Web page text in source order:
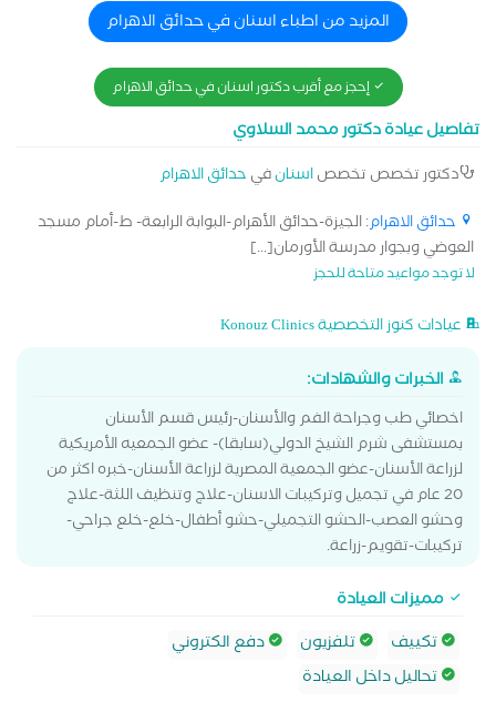
وتقنيات تهدئة فعالة تناسب مختلف الأعمار. كما أن بنج الاسنان يتم
تناوله بطريقة سهلة، بسيطة، وغير مؤلمة، باستخدام أحدث التقنيات
في التخدير الموضعي، مع الحرص على راحة المريض النفسية
والجسدية قبل وأثناء وبعد الإجراء.
المزيد من اطباء اسنان في حدائق الاهرام
إحجز مع أقرب دكتور اسنان في حدائق الاهرام
تفاصيل عيادة دكتور محمد السلاوي
دكتور تخصص تخصصاسنانفي حدائق الاهرام
حدائق الاهرام: الجيزة-حدائق الأهرام-البوابة الرابعة- ط-أمام مسجد
العوضي وبجوار مدرسة الأورمان[...]
لا توجد مواعيد متاحة للحجز
عيادات كنوز التخصصية Konouz Clinics
الخبرات والشهادات:
اخصائي طب وجراحة الفم والأسنان-رئيس قسم الأسنان
بمستشفى شرم الشيخ الدولي(سابقا)- عضو الجمعيه الأمريكية
لزراعة الأسنان-عضو الجمعية المصرية لزراعة الأسنان-خبره اكثر من
20 عام في تجميل وتركيبات الاسنان-علاج وتنظيف اللثة-علاج
وحشو العصب-الحشو التجميلي-حشو أطفال-خلع-خلع جراحي-
تركيبات-تقويم-زراعة.
مميزات العيادة
تكييف
تلفزيون
دفع الكتروني
تحاليل داخل العيادة